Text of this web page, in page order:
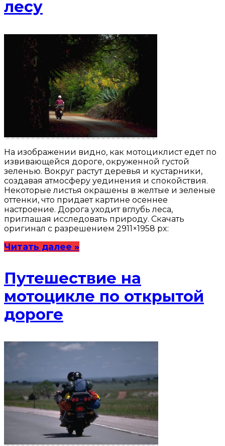
лесу
На изображении видно, как мотоциклист едет по
извивающейся дороге, окруженной густой
зеленью. Вокруг растут деревья и кустарники,
создавая атмосферу уединения и спокойствия.
Некоторые листья окрашены в желтые и зеленые
оттенки, что придает картине осеннее
настроение. Дорога уходит вглубь леса,
приглашая исследовать природу. Скачать
оригинал с разрешением 2911×1958 px:
Читать далее »
Путешествие на
мотоцикле по открытой
дороге